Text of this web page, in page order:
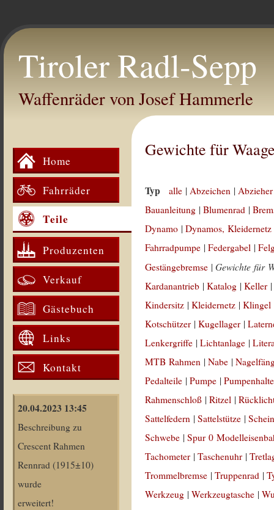
Tiroler Radl-Sepp
Waffenräder von Josef Hammerle
Home
Fahrräder
Teile
Produzenten
Verkauf
Gästebuch
Links
Kontakt
20.04.2023 13:45
Beschreibung zu
Crescent Rahmen
Rennrad (1915±10)
wurde
erweitert!
Gewichte für
Typ alle |Abzeichen |
Bauanleitung |Blumenrad |
Dynamo |Dynamos, Kleidernetz
Fahrradpumpe |Federgabel |
Gestängebremse |Gewichte für
Kardanantrieb |Katalog |Keller
Kindersitz |Kleidernetz |Klingel
Kotschützer |Kugellager |
Lenkergriffe |Lichtanlage |
MTB Rahmen |Nabe |
Pedalteile |Pumpe |
Rahmenschloß |Ritzel |
Sattelfedern |Sattelstütze |
Schwebe |Spur 0
Tachometer |Taschenuhr |
Trommelbremse |Truppenrad |
Werkzeug |Werkzeugtasche |